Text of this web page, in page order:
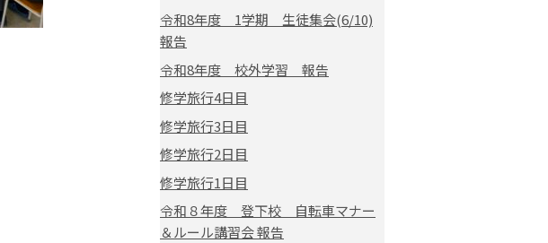
令和8年度 1学期 生徒集会(6/10)
報告
令和8年度 校外学習 報告
修学旅行4日目
修学旅行3日目
修学旅行2日目
修学旅行1日目
令和８年度 登下校 自転車マナー
＆ルール講習会 報告